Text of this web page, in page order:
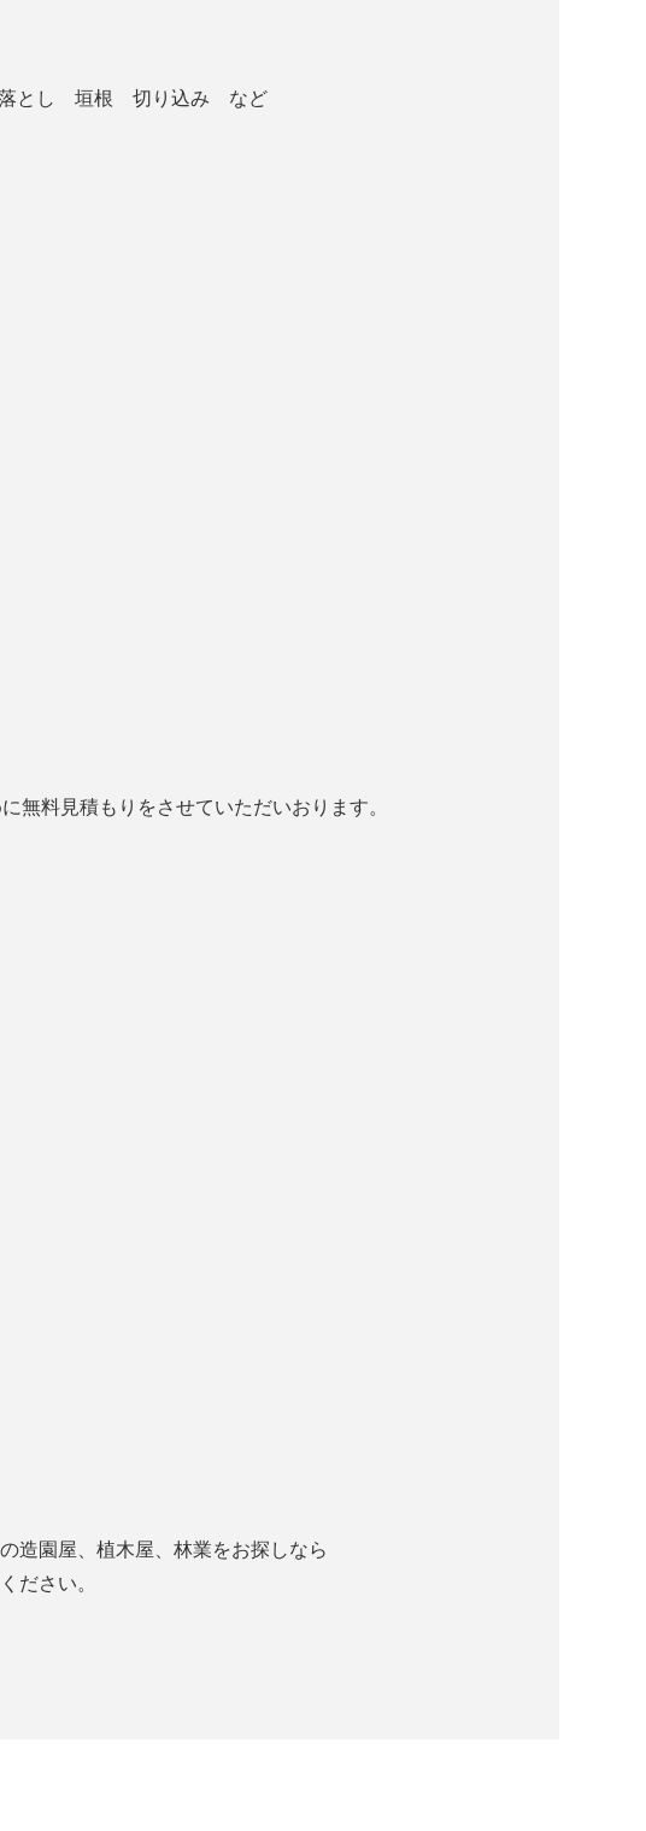
とし 垣根 切り込み など
料見積もりをさせていただいおります。
造園屋、植木屋、林業をお探しなら
ださい。